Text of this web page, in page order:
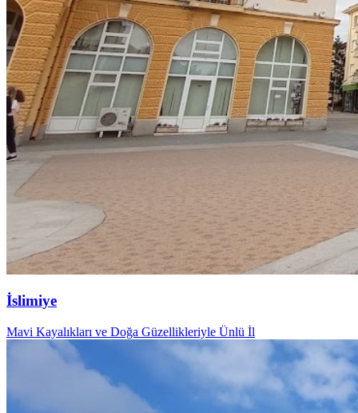
İslimiye
Mavi Kayalıkları ve Doğa Güzellikleriyle Ünlü İl